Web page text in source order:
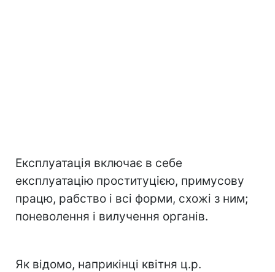
Експлуатація включає в себе
експлуатацію проституцією, примусову
працю, рабство і всі форми, схожі з ним;
поневолення і вилучення органів.
Як відомо, наприкінці квітня ц.р.